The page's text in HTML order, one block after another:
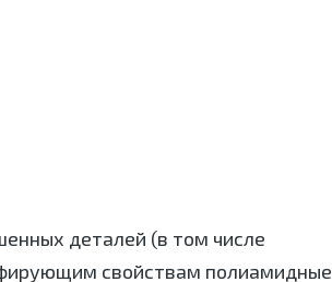
деталей (в том числе
свойствам полиамидные